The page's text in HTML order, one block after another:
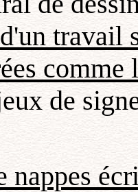
travail
de
nappes